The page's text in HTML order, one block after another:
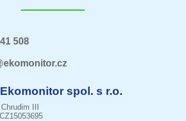
508
spol. s r.o.
III